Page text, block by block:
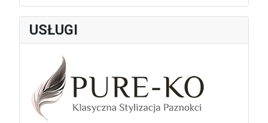
Dźwigaja
2026 roku w
Oranżerii Dworu w...
USŁUGI